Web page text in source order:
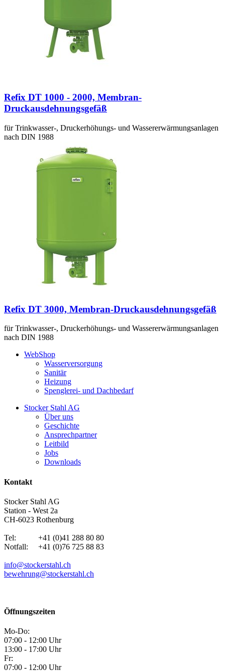
Refix DT 1000 - 2000, Membran-
Druckausdehnungsgefäß
für Trinkwasser-, Druckerhöhungs- und Wassererwärmungsanlagen
nach DIN 1988
Refix DT 3000, Membran-Druckausdehnungsgefäß
für Trinkwasser-, Druckerhöhungs- und Wassererwärmungsanlagen
nach DIN 1988
WebShop
Wasserversorgung
Sanitär
Heizung
Spenglerei- und Dachbedarf
Stocker Stahl AG
Über uns
Geschichte
Ansprechpartner
Leitbild
Jobs
Downloads
Kontakt
Stocker Stahl AG
Station - West 2a
CH-6023 Rothenburg
Tel: +41 (0)41 288 80 80
Notfall: +41 (0)76 725 88 83
info@stockerstahl.ch
bewehrung@stockerstahl.ch
Öffnungszeiten
Mo-Do:
07:00 - 12:00 Uhr
13:00 - 17:00 Uhr
Fr:
07:00 - 12:00 Uhr